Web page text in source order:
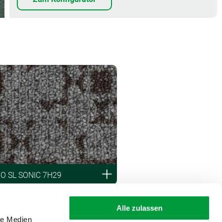
Medien
Alle zulassen
SL SONIC 7H29